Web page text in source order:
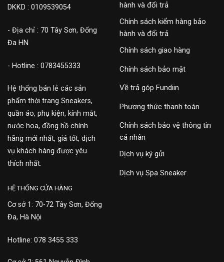
DKKD : 0109539054
- Địa chỉ : 70 Tây Sơn, Đống
Đa HN
- Hotline : 0783455333
Hệ thống bán lẻ các sản
phẩm thời trang Sneakers,
quần áo, phụ kiện, kính mắt,
nước hoa, đồng hồ chính
hãng mới nhất, giá tốt, dịch
vụ khách hàng được yêu
thích nhất.
hành và đổi trả
Chính sách kiểm hàng bảo
hành và đổi trả
Chính sách giao hàng
Chính sách bảo mật
Về trả góp Fundiin
Phương thức thanh toán
Chính sách bảo vệ thông tin
cá nhân
Dịch vụ ký gửi
Dịch vụ Spa Sneaker
HỆ THỐNG CỬA HÀNG
Cơ sở 1: 70-72 Tây Sơn, Đống
Đa, Hà Nội
Hotline: 078 3455 333